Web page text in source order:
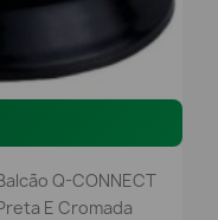
Q-CONNECT
E Cromada